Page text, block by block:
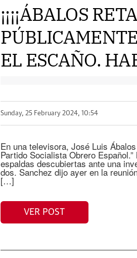
¡¡¡¡ÁBALOS
EL ESCAÑO.
Sunday, 25 February 2024, 10:54
En una televisora, José Luis
Partido Socialista Obrero
espaldas descubiertas ante una
dos. Sanchez dijo ayer en la
[…]
VER POST